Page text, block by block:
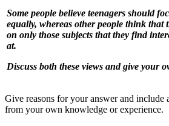
Some people believe teenagers should
equally, whereas other people think that
on only those subjects that they find
at.
Discuss both these views and give your
Give reasons for your answer and include
from your own knowledge or experience.